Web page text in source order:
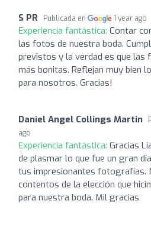
S PR Publicada en 1 year ago
Experiencia fantástica: Contar
las fotos de nuestra boda.
previstos y la verdad es que las
más bonitas. Reflejan muy bien
para nosotros. Gracias!
Daniel Angel Collings Martin
ago
Experiencia fantástica: Gracias
de plasmar lo que fue un gran
tus impresionantes fotografías.
contentos de la elección que
para nuestra boda. Mil gracias